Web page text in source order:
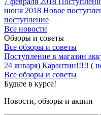
июня 2018 Новое
поступление
Все новости
Обзоры и советы
Все обзоры и советы
Поступление в магазин
24 января) Карантин!!!!! (
Все обзоры и советы
Будьте в курсе!
Новости, обзоры и акции